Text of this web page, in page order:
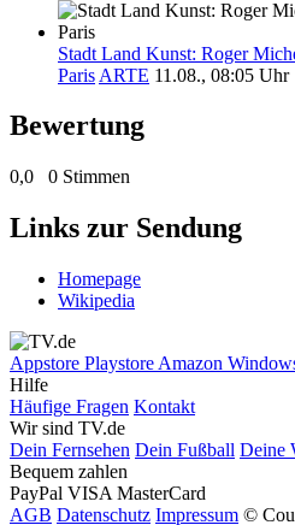
Stadt Land Kunst: Roger
Paris ARTE 11.08., 08:05 Uhr
Bewertung
0,0 0 Stimmen
Links zur Sendung
Homepage
Wikipedia
Appstore Playstore Amazon
Hilfe
Häufige Fragen Kontakt
Wir sind TV.de
Dein Fernsehen Dein Fußball Deine
Bequem zahlen
PayPal VISA MasterCard
AGB Datenschutz Impressum ©